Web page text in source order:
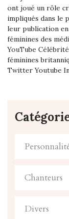
ont joué un rôle
impliqués dans le
leur publication
féminines des
YouTube
féminines
Twitter Youtube
Chanteurs
Divers